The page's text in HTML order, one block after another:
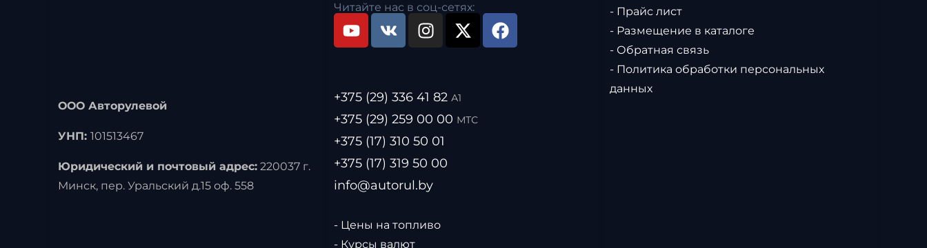
ООО Авторулевой
УНП: 101513467
Юридический и почтовый адрес: 220037 г.
Минск, пер. Уральский д.15 оф. 558
Читайте нас в соц-сетях:
+375 (29) 336 41 82 А1
+375 (29) 259 00 00 МТС
+375 (17) 310 50 01
+375 (17) 319 50 00
info@autorul.by
- Цены на топливо
- Курсы валют
- Прайс лист
- Размещение в каталоге
- Обратная связь
- Политика обработки персональных
данных